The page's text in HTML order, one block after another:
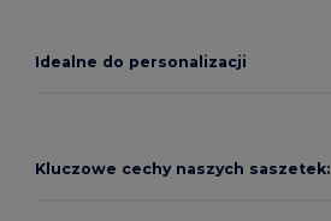
Idealne do personalizacji
Kluczowe cechy naszych saszetek: